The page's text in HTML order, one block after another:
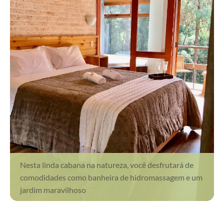
Nesta linda cabana na natureza, você desfrutará de
comodidades como banheira de hidromassagem e um
jardim maravilhoso